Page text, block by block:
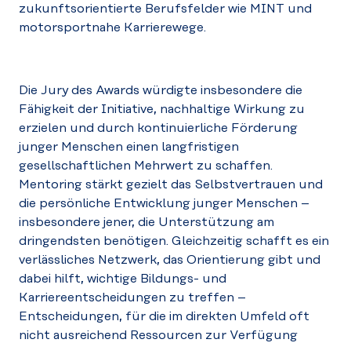
zukunftsorientierte Berufsfelder wie MINT und
motorsportnahe Karrierewege.
Die Jury des Awards würdigte insbesondere die
Fähigkeit der Initiative, nachhaltige Wirkung zu
erzielen und durch kontinuierliche Förderung
junger Menschen einen langfristigen
gesellschaftlichen Mehrwert zu schaffen.
Mentoring stärkt gezielt das Selbstvertrauen und
die persönliche Entwicklung junger Menschen –
insbesondere jener, die Unterstützung am
dringendsten benötigen. Gleichzeitig schafft es ein
verlässliches Netzwerk, das Orientierung gibt und
dabei hilft, wichtige Bildungs- und
Karriereentscheidungen zu treffen –
Entscheidungen, für die im direkten Umfeld oft
nicht ausreichend Ressourcen zur Verfügung